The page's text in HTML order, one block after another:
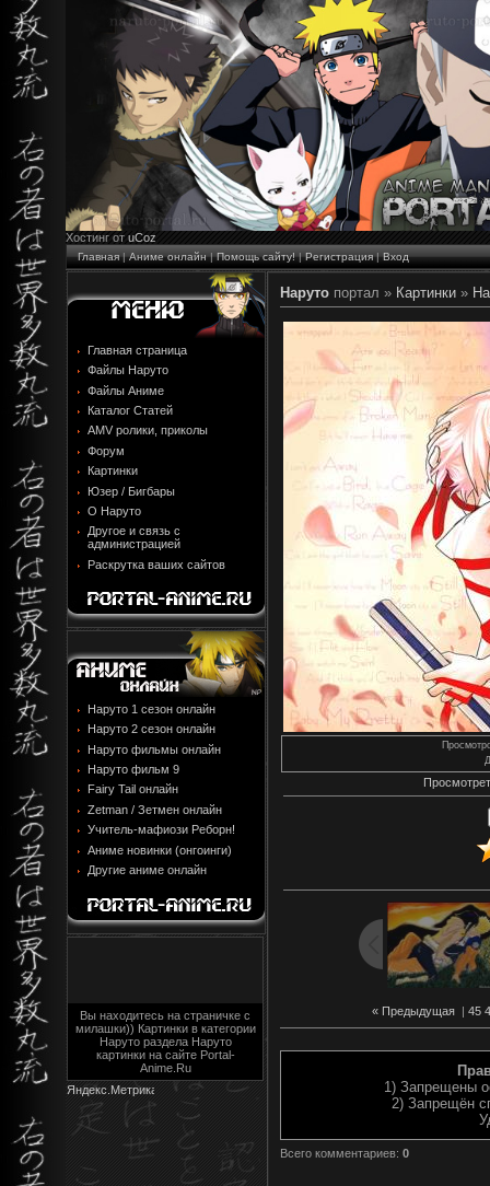
Хостинг от uCoz
Главная|Аниме онлайн|Помощь сайту!|Регистрация|Вход
Главная страница
Файлы Наруто
Файлы Аниме
Каталог Статей
AMV ролики, приколы
Форум
Картинки
Юзер / Бигбары
О Наруто
Другое и связь с
администрацией
Раскрутка ваших сайтов
Наруто 1 сезон онлайн
Наруто 2 сезон онлайн
Наруто фильмы онлайн
Наруто фильм 9
Fairy Tail онлайн
Zetman / Зетмен онлайн
Учитель-мафиози Реборн!
Аниме новинки (онгоинги)
Другие аниме онлайн
Вы находитесь на страничке с
милашки)) Картинки в категории
Наруто раздела Наруто
картинки на сайте Portal-
Anime.Ru
Наруто портал » Картинки »
« Предыдущая 45
1) Запрещены
2) Запрещён
Всего комментариев: 0